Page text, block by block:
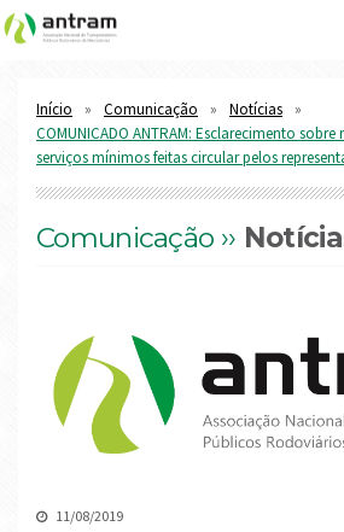
Início Comunicação
Notícias
COMUNICADO ANTRAM: Esclarecimento
serviços mínimos feitas circular pelos
Comunicação ››
11/08/2019